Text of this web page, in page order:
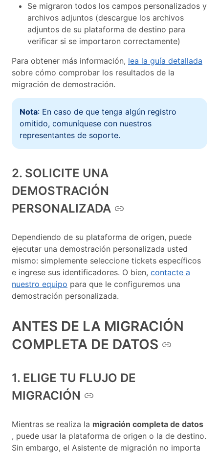
Se migraron todos los campos personalizados y
archivos adjuntos (descargue los archivos
adjuntos de su plataforma de destino para
verificar si se importaron correctamente)
Para obtener más información, lea la guía detallada
sobre cómo comprobar los resultados de la
migración de demostración.
Nota: En caso de que tenga algún registro
omitido, comuníquese con nuestros
representantes de soporte.
2. SOLICITE UNA
DEMOSTRACIÓN
PERSONALIZADA
Dependiendo de su plataforma de origen, puede
ejecutar una demostración personalizada usted
mismo: simplemente seleccione tickets específicos
e ingrese sus identificadores. O bien, contacte a
nuestro equipo para que le configuremos una
demostración personalizada.
ANTES DE LA MIGRACIÓN
COMPLETA DE DATOS
1. ELIGE TU FLUJO DE
MIGRACIÓN
Mientras se realiza la migración completa de datos
, puede usar la plataforma de origen o la de destino.
Sin embargo, el Asistente de migración no importa